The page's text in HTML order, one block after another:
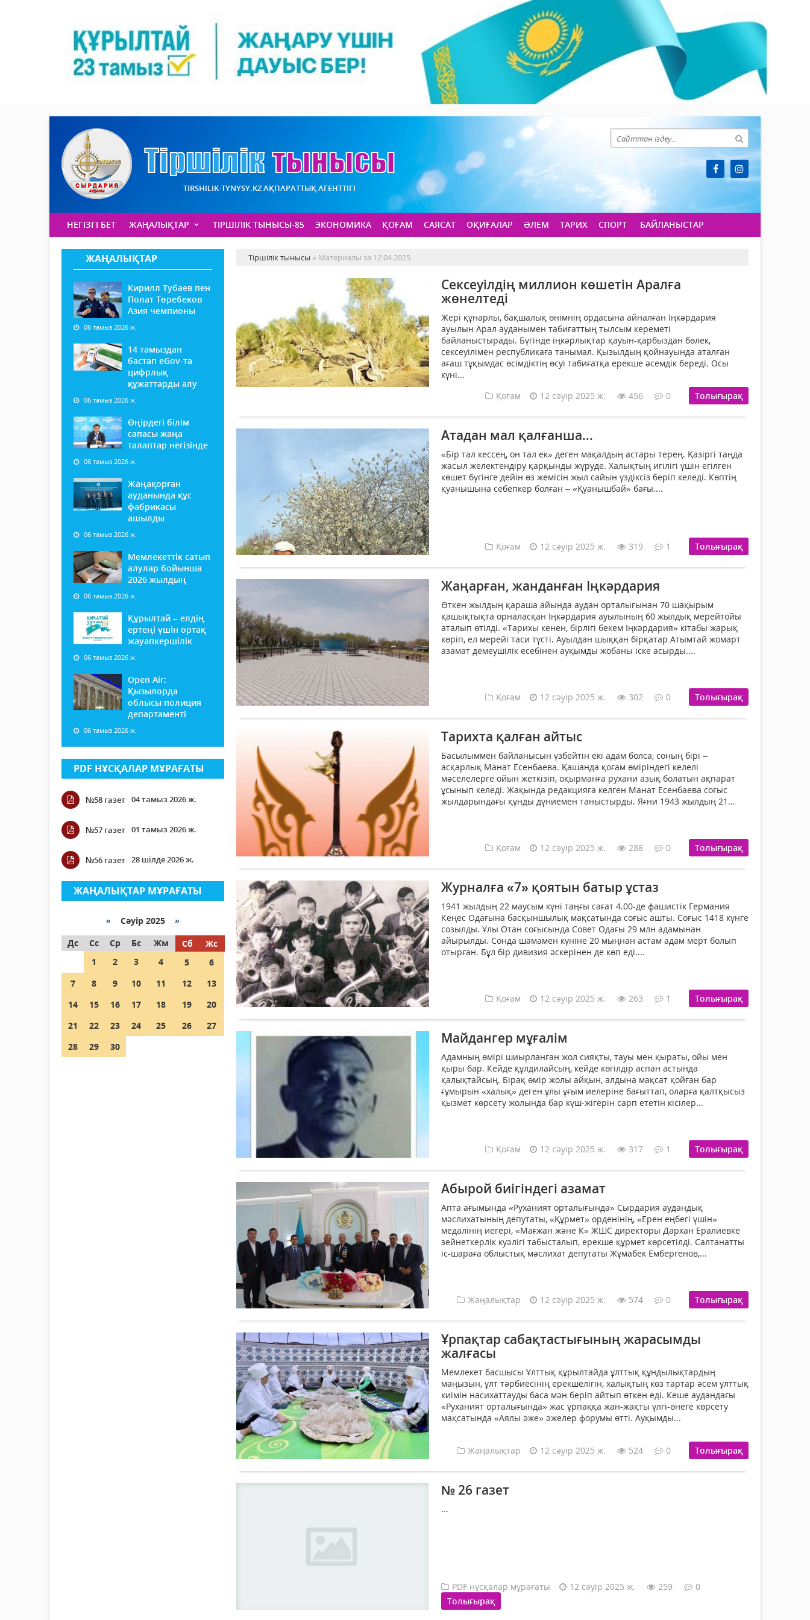
TIRSHILIK-TYNYSY.KZ АҚПАРАТТЫҚ АГЕНТТІГІ
НЕГІЗГІ БЕТ ЖАҢАЛЫҚТАР ТІРШІЛІК ТЫНЫСЫ-85 ЭКОНОМИКА ҚОҒАМ САЯСАТ ОҚИҒАЛАР ӘЛЕМ ТАРИХ СПОРТ БАЙЛАНЫСТАР
ЖАҢАЛЫҚТАР
Кирилл Тубаев пен
Полат Төребеков
Азия чемпионы
06 тамыз 2026 ж.
14 тамыздан
бастап еGov-та
цифрлық
құжаттарды алу
06 тамыз 2026 ж.
Өңірдегі білім
сапасы жаңа
талаптар негізінде
06 тамыз 2026 ж.
Жаңақорған
ауданында құс
фабрикасы
ашылды
06 тамыз 2026 ж.
Мемлекеттік сатып
алулар бойынша
2026 жылдың
06 тамыз 2026 ж.
Құрылтай – елдің
ертеңі үшін ортақ
жауапкершілік
06 тамыз 2026 ж.
Open Air:
Қызылорда
облысы полиция
департаменті
06 тамыз 2026 ж.
PDF НҰСҚАЛАР МҰРАҒАТЫ
№58 газет 04 тамыз 2026 ж.
№57 газет 01 тамыз 2026 ж.
№56 газет 28 шілде 2026 ж.
ЖАҢАЛЫҚТАР МҰРАҒАТЫ
« Сәуір 2025 »
Дс
Сс Ср Бс Жм Сб
Жс
1
2 3 4 5
6
7
8 9 10 11 12
13
14
15 16 17 18 19
20
21
22 23 24 25 26
27
28
29 30
Тіршілік тынысы » Материалы за 12.04.2025
Сексеуілдің миллион көшетін Аралға
жөнелтеді
Жері құнарлы, бақшалық өнімнің ордасына айналған Іңкәрдария
ауылын Арал ауданымен табиғаттың тылсым кереметі
байланыстырады. Бүгінде іңкәрлықтар қауын-қарбыздан бөлек,
сексеуілімен республикаға танымал. Қызылдың қойнауында аталған
ағаш тұқымдас өсімдіктің өсуі табиғатқа ерекше әсемдік береді. Осы
күні...
Қоғам
12 сәуір 2025 ж. 456 0 Толығырақ
Атадан мал қалғанша...
«Бір тал кессең, он тал ек» деген мақалдың ас­тары терең. Қазіргі таңда
жасыл желектендіру қар­қынды жүруде. Халықтың игілігі үшін егілген
көшет бүгінге дейін өз жемісін жыл сайын үздіксіз беріп келеді. Көптің
қуанышына себепкер болған – «Қуанышбай» бағы....
Қоғам 12 сәуір 2025 ж. 319 1 Толығырақ
Жаңарған, жанданған Іңкәрдария
Өткен жылдың қараша айында аудан орталығынан 70 шақырым
қашықтықта орналасқан Іңкәрдария ауылының 60 жылдық мерейтойы
аталып өтілді. «Тарихы кенен, бірлігі бекем Іңкәрдария» кітабы жарық
көріп, ел мерейі таси түсті. Ауылдан шыққан бірқатар Атымтай жомарт
азамат демеушілік есебінен ауқымды жобаны іске асырды....
Қоғам 12 сәуір 2025 ж. 302 0 Толығырақ
Тарихта қалған айтыс
Басылыммен байланысын үзбейтін екі адам болса, соның бірі –
асқарлық Манат Есенбаева. Қашанда қоғам өміріндегі келелі
мәселелерге ойын жеткізіп, оқырманға рухани азық болатын ақпарат
ұсынып келеді. Жақында редакцияға келген Манат Есенбаева соғыс
жылдарындағы құнды дүниемен таныстырды. Яғни 1943 жылдың 21...
Қоғам 12 сәуір 2025 ж. 288 0 Толығырақ
Журналға «7» қоятын батыр ұстаз
1941 жылдың 22 маусым күні таңғы сағат 4.00-де фашистік Германия
Кеңес Одағына басқыншылық мақсатында соғыс ашты. Соғыс 1418 күнге
созылды. Ұлы Отан соғысында Совет Одағы 29 млн адамынан
айырылды. Сонда шамамен күніне 20 мыңнан астам адам мерт болып
отырған. Бұл бір дивизия әскерінен де көп еді....
Қоғам 12 сәуір 2025 ж. 263 1 Толығырақ
Майдангер мұғалім
Адамның өмірі шиырланған жол сияқты, тауы мен қыраты, ойы мен
қыры бар. Кейде құлдилайсың, кейде көгілдір аспан астында
қалықтайсың. Бірақ өмір жолы айқын, алдына мақсат қойған бар
ғұмырын «халық» деген ұлы ұғым иелеріне бағыттап, оларға қалтқысыз
қызмет көрсету жолында бар күш-жігерін сарп ететін кісілер...
Қоғам 12 сәуір 2025 ж. 317 1 Толығырақ
Абырой биігіндегі азамат
Апта ағымында «Руханият орталығында» Сырдария аудандық
мәслихатының депутаты, «Құрмет» орденінің, «Ерен еңбегі үшін»
медалінің иегері, «Мағжан және К» ЖШС директоры Дархан Ералиевке
зейнеткерлік куәлігі табысталып, ерекше құрмет көрсетілді. Салтанатты
іс-шараға облыстық мәслихат депутаты Жұмабек Ембергенов,...
Жаңалықтар 12 сәуір 2025 ж. 574 0 Толығырақ
Ұрпақтар сабақтастығының жарасымды
жалғасы
Мемлекет басшысы Ұлттық құрылтайда ұлттық құндылықтардың
маңызын, ұлт тәрбиесінің ерекшелігін, халықтың көз тартар әсем ұлттық
киімін насихаттауды баса мән беріп айтып өткен еді. Кеше аудандағы
«Руханият орталығында» жас ұрпаққа жан-жақты үлгі-өнеге көрсету
мақсатында «Аялы әже» әжелер форумы өтті. Ауқымды...
Жаңалықтар 12 сәуір 2025 ж. 524 0 Толығырақ
№ 26 газет
...
PDF нұсқалар мұрағаты 12 сәуір 2025 ж. 259
0
Толығырақ